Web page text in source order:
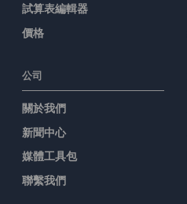
試算表編輯器
價格
公司
關於我們
新聞中心
媒體工具包
聯繫我們